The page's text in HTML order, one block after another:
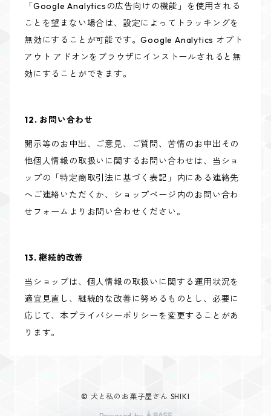
「Google Analyticsの広告向けの機能」を使用される
ことを望まない場合は、設定によってトラッキングを
無効にすることが可能です。Google Analytics オプト
アウト アドオンをブラウザにインストールされると無
効にすることができます。
12. お問い合わせ
開示等のお申出、ご意見、ご質問、苦情のお申出その
他個人情報の取扱いに関するお問い合わせは、当ショ
ップの「特定商取引法に基づく表記」内にある連絡先
へご連絡いただくか、ショップページ内のお問い合わ
せフォームよりお問い合わせください。
13. 継続的改善
当ショップは、個人情報の取扱いに関する運用状況を
適宜見直し、継続的な改善に努めるものとし、必要に
応じて、本プライバシーポリシーを変更することがあ
ります。
© 犬と私のお菓子屋さん SHIKI